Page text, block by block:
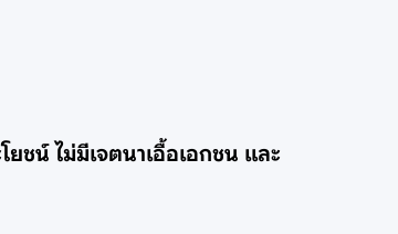
ชน์ ไม่มีเจตนาเอื้อเอกชน และ